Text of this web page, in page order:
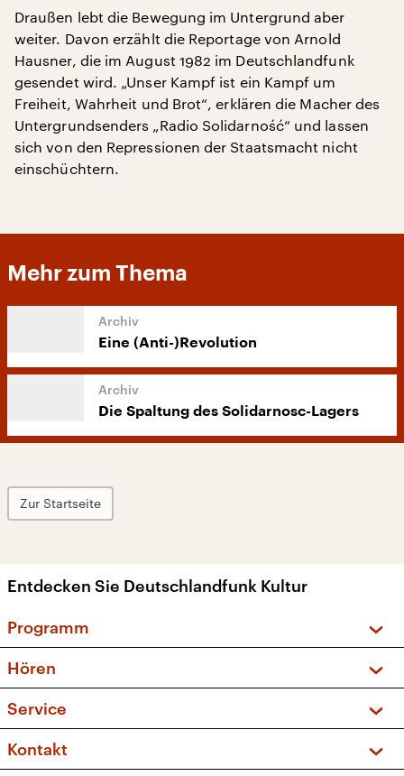
Draußen lebt die Bewegung im Untergrund aber
weiter. Davon erzählt die Reportage von Arnold
Hausner, die im August 1982 im Deutschlandfunk
gesendet wird. „Unser Kampf ist ein Kampf um
Freiheit, Wahrheit und Brot“, erklären die Macher des
Untergrundsenders „Radio Solidarność“ und lassen
sich von den Repressionen der Staatsmacht nicht
einschüchtern.
Mehr zum Thema
Eine (Anti-)Revolution
Die Spaltung des Solidarnosc-Lagers
Zur Startseite
Entdecken Sie Deutschlandfunk Kultur
Programm
Sendungen und Podcasts
Musikliste
Kakadu – Das Kinderprogramm
Hören
Frequenzen (UKW + DAB+)
Service
FAQ
Apps
Kontakt